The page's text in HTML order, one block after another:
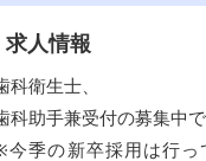
求人情報
科衛生士、
科助手兼受付の募集中で
今季の新卒採用は行っ